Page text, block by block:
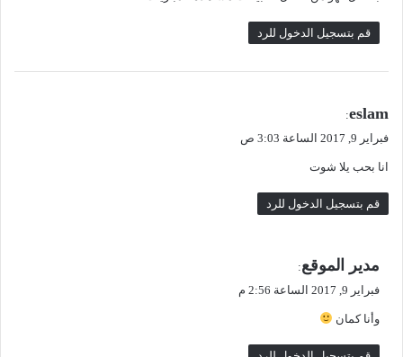
قم بتسجيل الدخول للرد
ي
ل
eslam
:
فبراير 9, 2017 الساعة 3:03 ص
انا بحب يلا شوت
قم بتسجيل الدخول للرد
ل
مدير الموقع:
فبراير 9, 2017 الساعة 2:56 م
وأنا كمان